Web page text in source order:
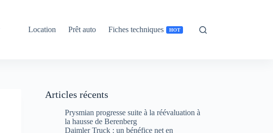
Location Prêt auto Fiches techniques HOT
Articles récents
Prysmian progresse suite à la réévaluation à
la hausse de Berenberg
Daimler Truck : un bénéfice net en